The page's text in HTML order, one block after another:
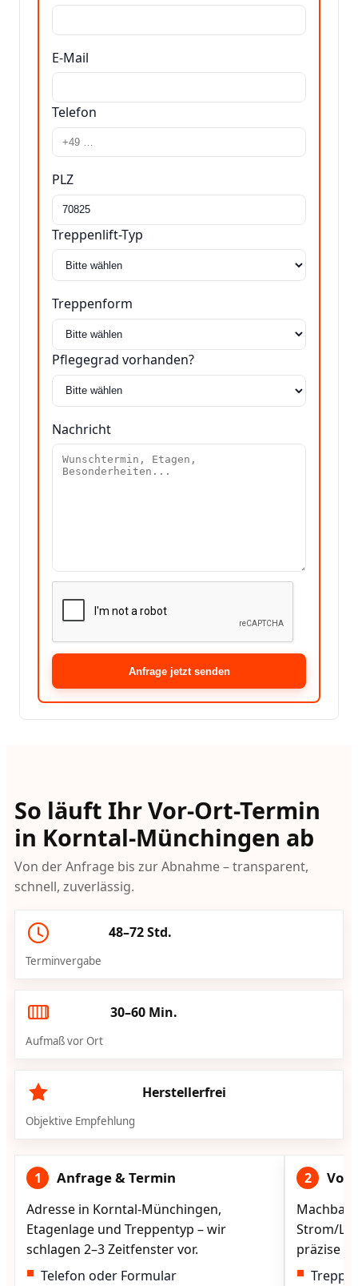
E-Mail
Telefon
PLZ
Treppenlift-Typ
Treppenform
Pflegegrad vorhanden?
Nachricht
Anfrage jetzt senden
So läuft Ihr Vor-Ort-Termin
in Korntal-Münchingen ab
Von der Anfrage bis zur Abnahme – transparent,
schnell, zuverlässig.
48–72 Std.
Terminvergabe
30–60 Min.
Aufmaß vor Ort
Herstellerfrei
Objektive Empfehlung
1 Anfrage & Termin
Adresse in Korntal-Münchingen,
Etagenlage und Treppentyp – wir
schlagen 2–3 Zeitfenster vor.
Telefon oder Formular
2
Strom/
präzise